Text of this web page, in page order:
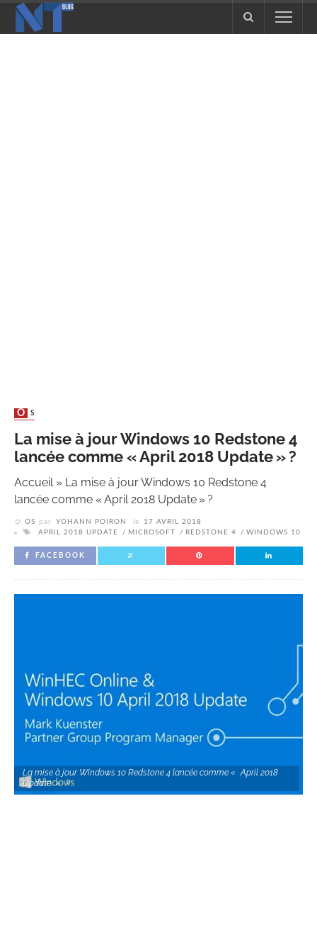
OS
La mise à jour Windows 10 Redstone 4
lancée comme « April 2018 Update » ?
Accueil» La mise à jour Windows 10 Redstone 4
lancée comme « April 2018 Update » ?
OS par YOHANN POIRON le
17 AVRIL 2018
APRIL 2018 UPDATE
MICROSOFT REDSTONE 4 WINDOWS 10
FACEBOOK
La mise à jour Windows 10 Redstone 4 lancée comme « April 2018
Update » ?